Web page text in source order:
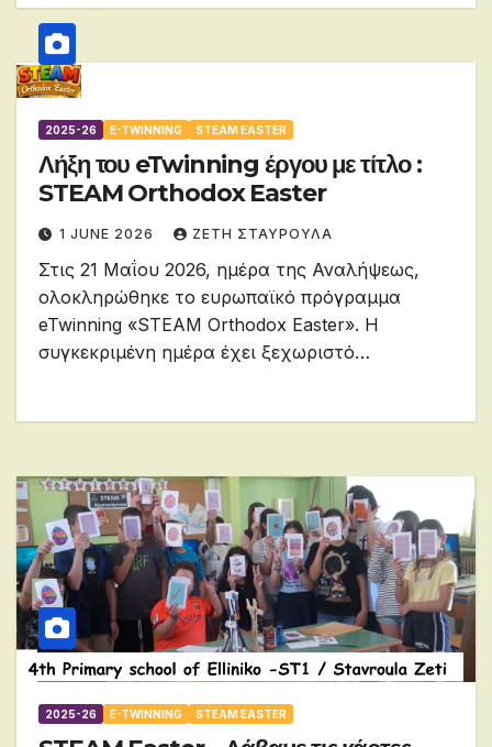
2025-26 E-TWINNING STEAM EASTER
Λήξη του eTwinning έργου με τίτλο :
STEAM Orthodox Easter
1 JUNE 2026 ΖΕΤΗ ΣΤΑΥΡΟΥΛΑ
Στις 21 Μαΐου 2026, ημέρα της Αναλήψεως,
ολοκληρώθηκε το ευρωπαϊκό πρόγραμμα
eTwinning «STEAM Orthodox Easter». Η
συγκεκριμένη ημέρα έχει ξεχωριστό…
2025-26 E-TWINNING STEAM EASTER